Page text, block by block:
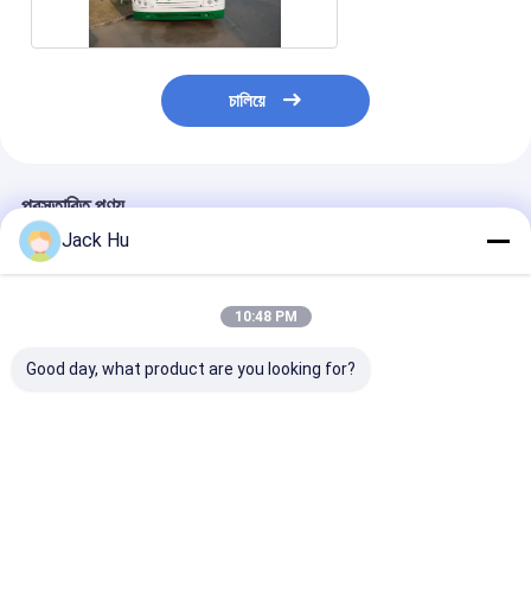
চালিয়ে
প্রস্তাবিত পণ্য
Jack Hu
10:48 PM
Good day, what product are you looking for?